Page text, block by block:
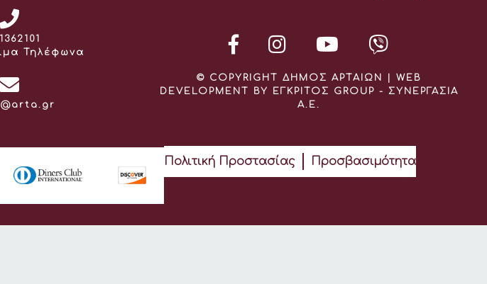
Τηλέφωνα
© COPYRIGHT ΔΗΜΟΣ ΑΡΤΑΙΩΝ | WEB
DEVELOPMENT BY ΕΓΚΡΙΤΟΣ GROUP - ΣΥΝΕΡΓΑΣΙΑ
Α.Ε.
Πολιτική Προστασίας Προσβασιμότητα